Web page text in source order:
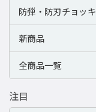
防弾・防刃チョッキ
新商品
全商品一覧
注目